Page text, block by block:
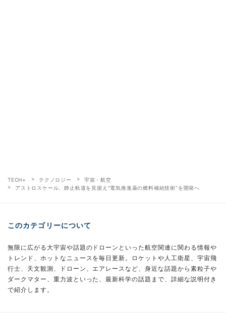
TECH+ テクノロジー
宇宙・航空
アストロスケール、静止軌道を見据え“電気推進薬の燃料補給技術”を開発へ
このカテゴリーについて
無限に広がる大宇宙や話題のドローンといった航空関連に関わる情報や
トレンド、ホットなニュースを毎日更新。ロケットや人工衛星、宇宙飛
行士、天文観測、ドローン、エアレースなど、身近な話題から素粒子や
ダークマター、重力波といった、最新科学の話題まで、詳細な説明付き
で紹介します。